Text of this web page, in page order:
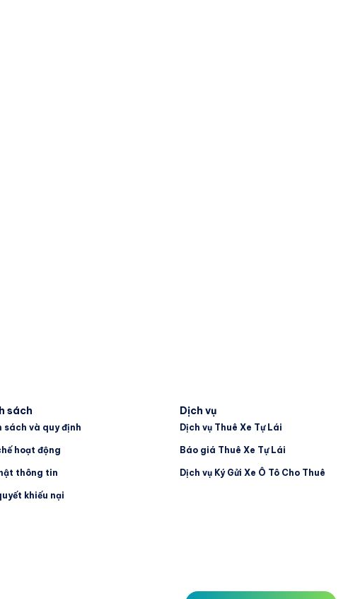
sách
sách và quy định
hoạt động
thông tin
khiếu nại
Dịch vụ
Dịch vụ Thuê Xe Tự Lái
Báo giá Thuê Xe Tự Lái
Dịch vụ Ký Gửi Xe Ô Tô Cho Thuê